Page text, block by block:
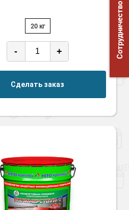
20 кг
- +
Сделать заказ
Сотрудничество